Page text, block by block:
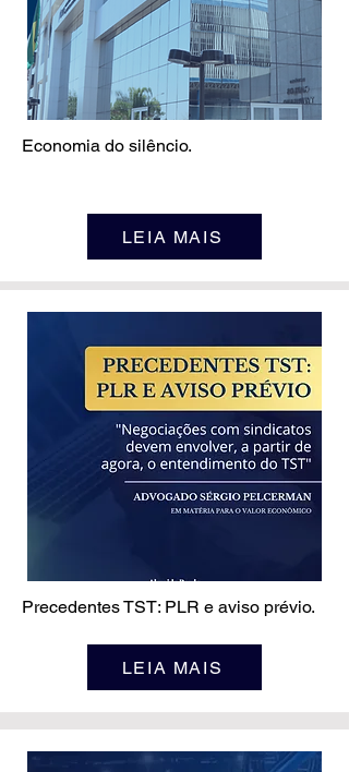
Economia do silêncio.
LEIA MAIS
Precedentes TST: PLR e aviso prévio.
LEIA MAIS